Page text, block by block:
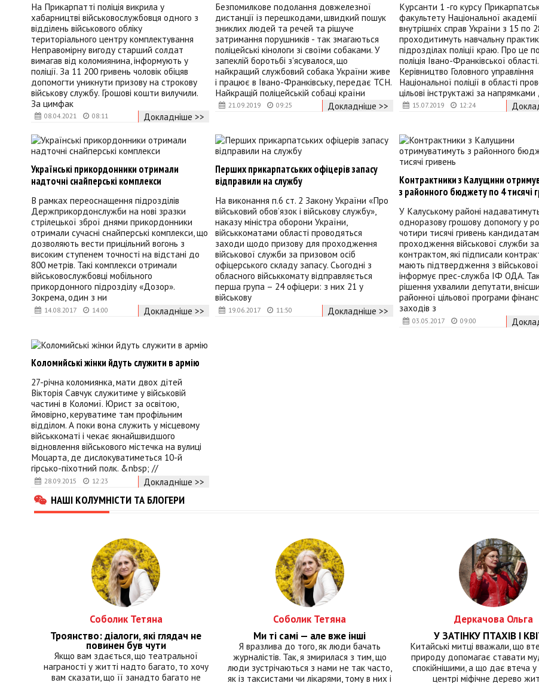
08.04.2021 08:11
На Прикарпатті поліція викрила у
хабарництві військовослужбовця одного з
відділень військового обліку
територіального центру комплектування
Неправомірну вигоду старший солдат
вимагав від коломиянина, інформують у
поліції. За 11 200 гривень чоловік обіцяв
допомогти уникнути призову на строкову
військову службу. Грошові кошти вилучили.
За цимфак
Докладніше >>
21.09.2019 09:25
Безпомилкове подолання довжелезної
дистанції із перешкодами, швидкий пошук
зниклих людей та речей та рішуче
затримання порушників - так змагаються
поліцейські кінологи зі своїми собаками. У
запеклій боротьбі з'ясувалося, що
найкращий службовий собака України живе
і працює в Івано-Франківську, передає ТСН.
Найкращій поліцейській собаці країни
Докладніше >>
15.07.2019 12:24
Курсанти 1 -го курсу
факультету Національної академії
внутрішніх справ України з 15 по
проходитимуть навчальну
підрозділах поліції краю. Про це
поліція Івано-Франківської області.
Керівництво Головного управління
Національної поліції в області
цільові інструктажі за напрямками
14.08.2017 14:00
Українські прикордонники отримали
надточні снайперські комплекси
В рамках переоснащення підрозділів
Держприкордонслужби на нові зразки
стрілецької зброї днями прикордонники
отримали сучасні снайперські комплекси, що
дозволяють вести прицільний вогонь з
високим ступенем точності на відстані до
800 метрів. Такі комплекси отримали
військовослужбовці мобільного
прикордонного підрозділу «Дозор».
Зокрема, один з ни
Докладніше >>
19.06.2017 11:50
Перших прикарпатських офіцерів запасу
відправили на службу
На виконання п.6 ст. 2 Закону України «Про
військовий обов’язок і військову службу»,
наказу міністра оборони України,
військкоматами області проводяться
заходи щодо призову для проходження
військової служби за призовом осіб
офіцерського складу запасу. Сьогодні з
обласного військкомату відправляється
перша група – 24 офіцери: з них 21 у
військову
Докладніше >>
03.05.2017 09:00
Контрактники з Калущини
з районного бюджету по 4 тисячі
У Калуському районі
одноразову грошову допомогу у
чотири тисячі гривень
проходження військової служби за
контрактом, які підписали
мають підтвердження з
інформує прес-служба ІФ ОДА.
рішення ухвалили депутати,
районної цільової програми
заходів з
28.09.2015 12:23
Коломийські жінки йдуть служити в армію
27-річна коломиянка, мати двох дітей
Вікторія Савчук служитиме у військовій
частині в Коломиї. Юрист за освітою,
ймовірно, керуватиме там профільним
відділом. А поки вона служить у місцевому
військкоматі і чекає якнайшвидшого
відновлення військового містечка на вулиці
Моцарта, де дислокуватиметься 10-й
гірсько-піхотний полк. &nbsp; //
Докладніше >>
НАШІ КОЛУМНІСТИ ТА БЛОГЕРИ
Соболик Тетяна
Троянство: діалоги, які глядач не
повинен був чути
Якщо вам здається, що театральної
награності у житті надто багато, то хочу
вам сказати, що її занадто багато не
Соболик Тетяна
Ми ті самі — але вже інші
Я вразлива до того, як люди бачать
журналістів. Так, я змирилася з тим, що
люди зустрічаються з нами не так часто,
як із таксистами чи лікарями, тому в них і
Деркачова Ольга
У ЗАТІНКУ ПТАХІВ І
Китайські митці вважали, що
природу допомагає ставати
спокійнішими, а що дає втеча у
центрі міфічне дерево